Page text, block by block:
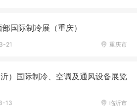
国际制冷展（重庆）
重庆市
21
）国际制冷、空调及通风设备展览
临沂市
13